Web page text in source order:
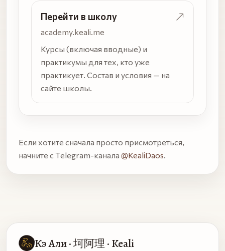
Перейти в школу
academy.keali.me
Курсы (включая вводные) и
практикумы для тех, кто уже
практикует. Состав и условия — на
сайте школы.
Если хотите сначала просто присмотреться,
начните с Telegram-канала @KealiDaos.
Кэ Али · 坷阿理 · Keali